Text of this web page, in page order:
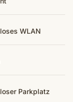
WLAN
Parkplatz